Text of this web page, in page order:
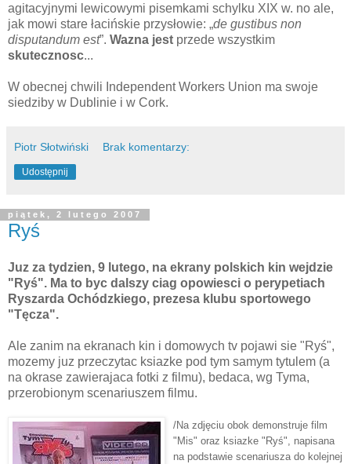
agitacyjnymi lewicowymi pisemkami schylku XIX w. no ale,
jak mowi stare łacińskie przysłowie: „de gustibus non
disputandum est”. Wazna jest przede wszystkim
skutecznosc...
W obecnej chwili Independent Workers Union ma swoje
siedziby w Dublinie i w Cork.
Piotr Słotwiński Brak komentarzy:
Udostępnij
piątek, 2 lutego 2007
Ryś
Juz za tydzien, 9 lutego, na ekrany polskich kin wejdzie
"Ryś". Ma to byc dalszy ciag opowiesci o perypetiach
Ryszarda Ochódzkiego, prezesa klubu sportowego
"Tęcza".
Ale zanim na ekranach kin i domowych tv pojawi sie "Ryś",
mozemy juz przeczytac ksiazke pod tym samym tytulem (a
na okrase zawierajaca fotki z filmu), bedaca, wg Tyma,
przerobionym scenariuszem filmu.
/Na zdjęciu obok demonstruje film
"Mis" oraz ksiazke "Ryś", napisana
na podstawie scenariusza do kolejnej